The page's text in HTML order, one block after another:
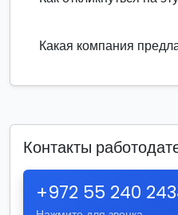
Какая компания
Контакты
+972 55 240